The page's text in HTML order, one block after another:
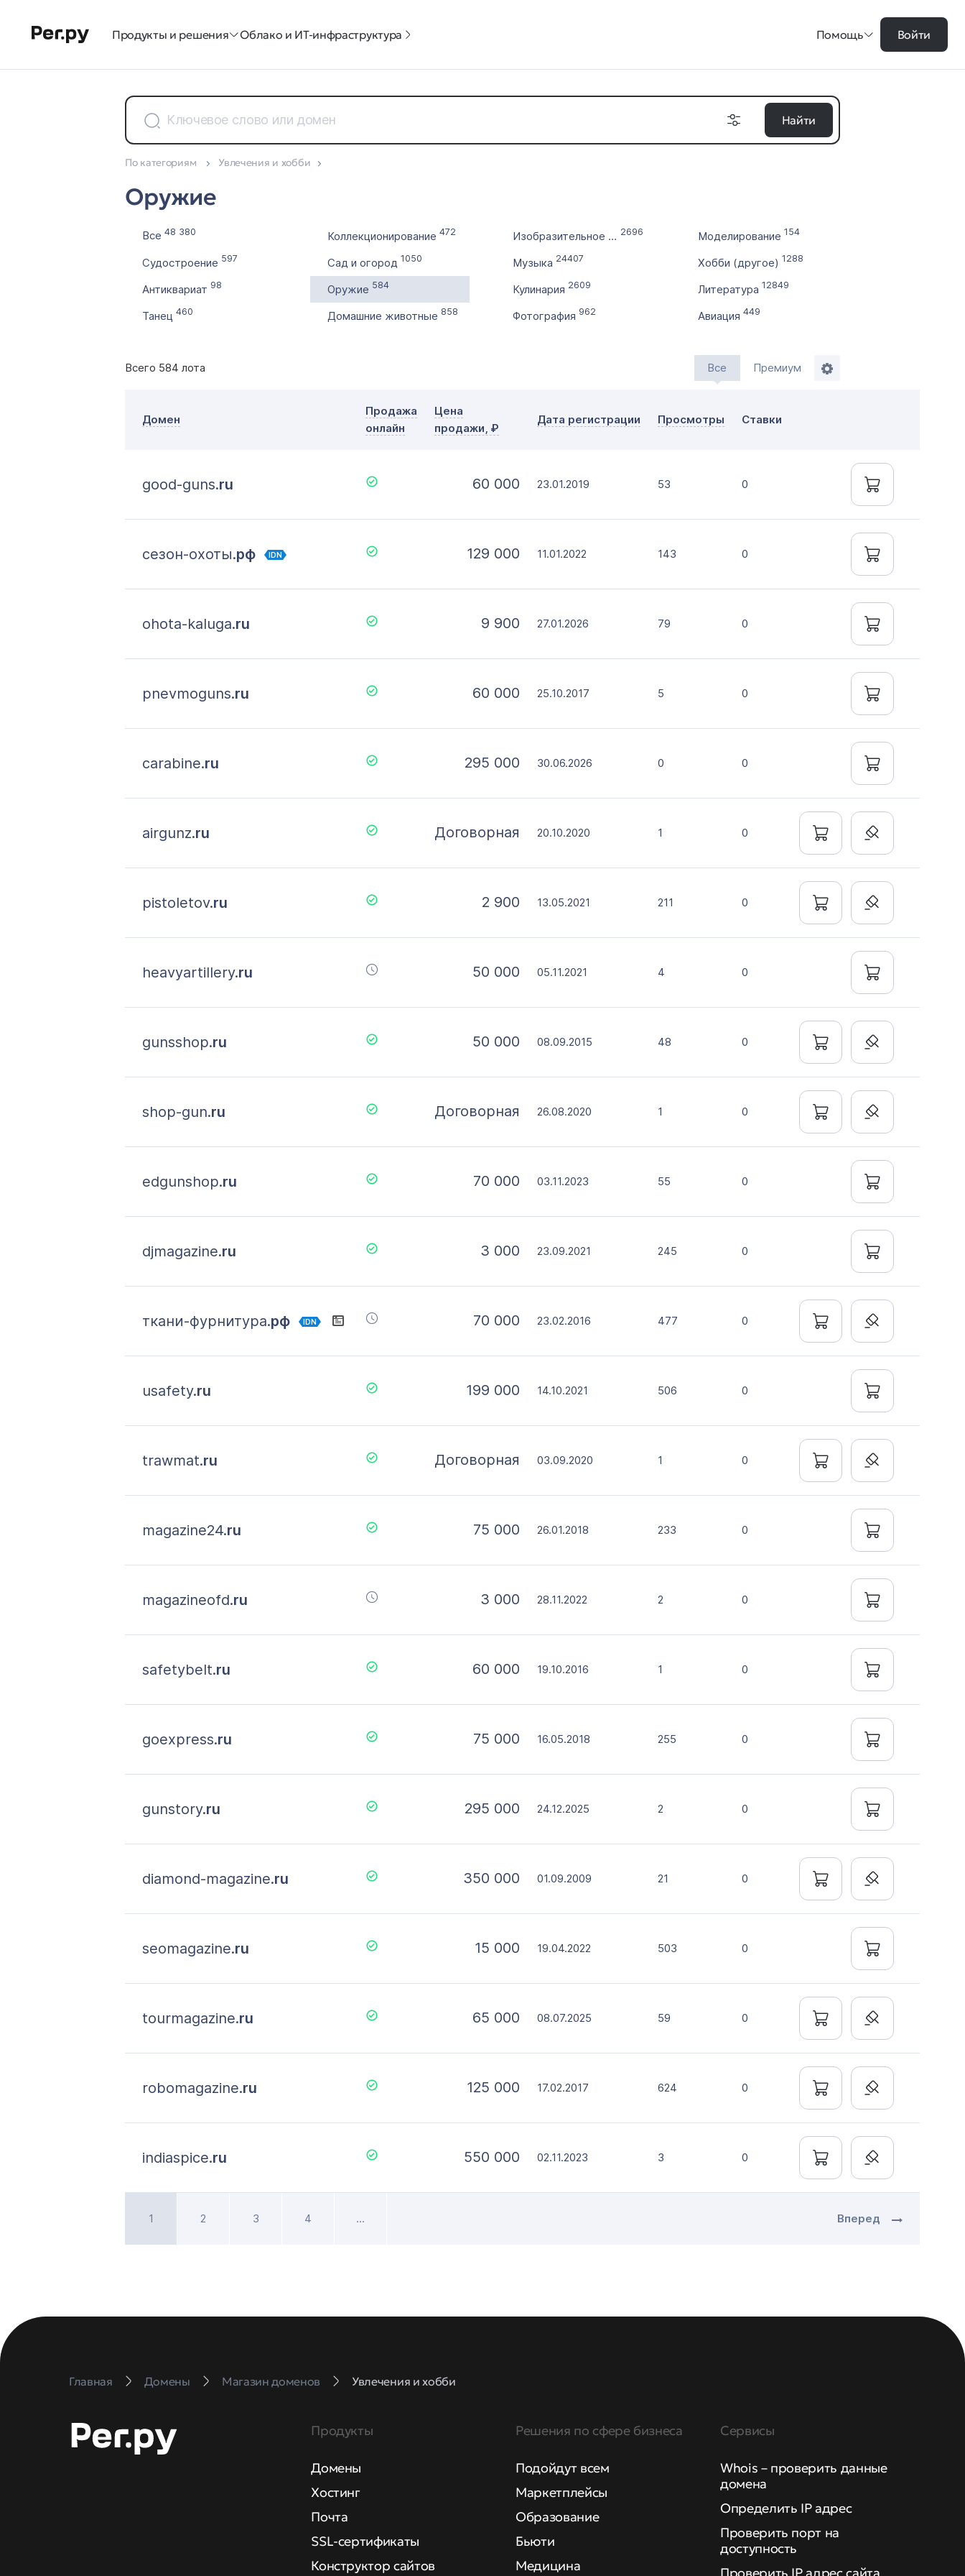
Продукты и решения Облако и ИТ-инфраструктура Помощь Войти
Найти
Доменные зоны
Все 35
Выставлен на продажу
с
по
Количество символов
Без дефиса
Без цифр
По категориям Увлечения и хобби
Оружие
Все 48 380 Коллекционирование 472 Изобразительное искусство 2696 Моделирование 154
Судостроение 597 Сад и огород 1050 Музыка 24407 Хобби (другое) 1288
Антиквариат 98 Оружие 584 Кулинария 2609 Литература 12849
Танец 460 Домашние животные 858 Фотография 962 Авиация 449
Всего 584 лота Все Премиум
Домен
Продажа
онлайн
Цена
продажи, ₽
Дата регистрации Просмотры Ставки
good-guns.ru 60 000 23.01.2019 53 0
сезон-охоты.рф IDN 129 000 11.01.2022 143 0
ohota-kaluga.ru 9 900 27.01.2026 79 0
pnevmoguns.ru 60 000 25.10.2017 5 0
carabine.ru 295 000 30.06.2026 0 0
airgunz.ru Договорная 20.10.2020 1 0
pistoletov.ru 2 900 13.05.2021 211 0
heavyartillery.ru 50 000 05.11.2021 4 0
gunsshop.ru 50 000 08.09.2015 48 0
shop-gun.ru Договорная 26.08.2020 1 0
edgunshop.ru 70 000 03.11.2023 55 0
djmagazine.ru 3 000 23.09.2021 245 0
ткани-фурнитура.рф IDN 70 000 23.02.2016 477 0
usafety.ru 199 000 14.10.2021 506 0
trawmat.ru Договорная 03.09.2020 1 0
magazine24.ru 75 000 26.01.2018 233 0
magazineofd.ru 3 000 28.11.2022 2 0
safetybelt.ru 60 000 19.10.2016 1 0
goexpress.ru 75 000 16.05.2018 255 0
gunstory.ru 295 000 24.12.2025 2 0
diamond-magazine.ru 350 000 01.09.2009 21 0
seomagazine.ru 15 000 19.04.2022 503 0
tourmagazine.ru 65 000 08.07.2025 59 0
robomagazine.ru 125 000 17.02.2017 624 0
indiaspice.ru 550 000 02.11.2023 3 0
1 2 3 4 ... Вперед
Главная Домены Магазин доменов Увлечения и хобби
Продукты
Домены
Хостинг
Почта
SSL-сертификаты
Конструктор сайтов
Решения по сфере бизнеса
Подойдут всем
Маркетплейсы
Образование
Бьюти
Медицина
Сервисы
Whois – проверить данные
домена
Определить IP адрес
Проверить порт на
доступность
Проверить IP адрес сайта